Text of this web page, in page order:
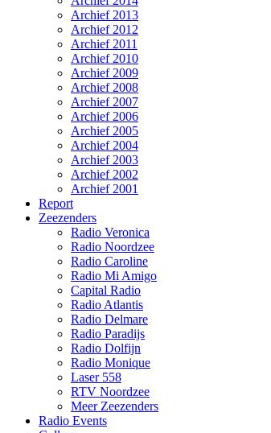
Archief 2013
Archief 2012
Archief 2011
Archief 2010
Archief 2009
Archief 2008
Archief 2007
Archief 2006
Archief 2005
Archief 2004
Archief 2003
Archief 2002
Archief 2001
Report
Zeezenders
Radio Veronica
Radio Noordzee
Radio Caroline
Radio Mi Amigo
Capital Radio
Radio Atlantis
Radio Delmare
Radio Paradijs
Radio Dolfijn
Radio Monique
Laser 558
RTV Noordzee
Meer Zeezenders
Radio Events